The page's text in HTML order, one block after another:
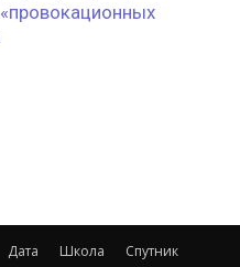
Дата Школа
Спутник